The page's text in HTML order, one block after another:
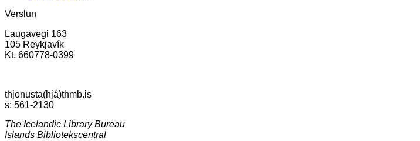
Verslun
Laugavegi 163
105 Reykjavík
Kt. 660778-0399
thjonusta(hjá)thmb.is
s: 561-2130
The Icelandic Library Bureau
Islands Bibliotekscentral